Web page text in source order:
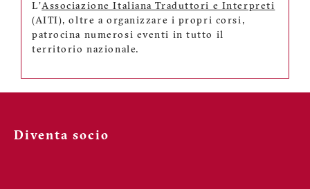
L'Associazione Italiana Traduttori e Interpreti
(AITI), oltre a organizzare i propri corsi,
patrocina numerosi eventi in tutto il
territorio nazionale.
Diventa socio